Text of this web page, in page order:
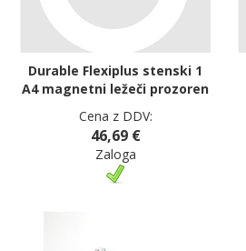
Durable Flexiplus stenski 1
A4 magnetni ležeči prozoren
Cena z DDV:
46,69 €
Zaloga